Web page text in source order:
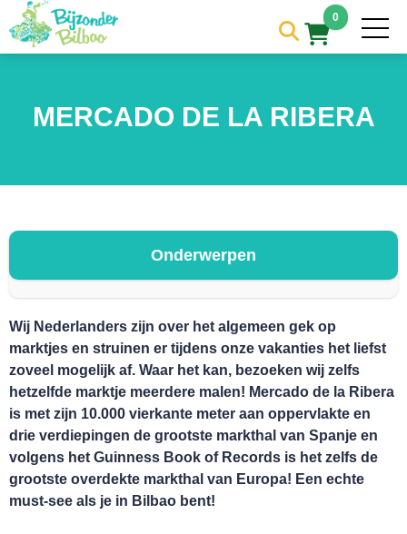
0
TOURS
MERCADO DE LA RIBERA
Onderwerpen
Wij Nederlanders zijn over het algemeen gek op
marktjes en struinen er tijdens onze vakanties het liefst
zoveel mogelijk af. Waar het kan, bezoeken wij zelfs
hetzelfde marktje meerdere malen! Mercado de la Ribera
is met zijn 10.000 vierkante meter aan oppervlakte en
drie verdiepingen de grootste markthal van Spanje en
volgens het Guinness Book of Records is het zelfs de
grootste overdekte markthal van Europa! Een echte
must-see als je in Bilbao bent!